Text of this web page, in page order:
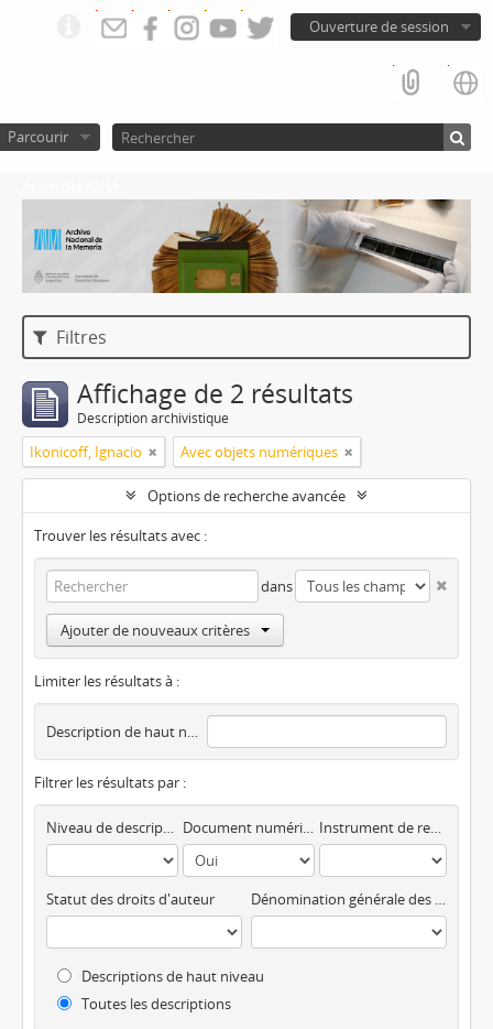
Ouverture de session
Parcourir
Filtres
Affichage de 2 résultats
Description archivistique
Ikonicoff, Ignacio Avec objets numériques
Options de recherche avancée
Trouver les résultats avec :
dans
Ajouter de nouveaux critères
Limiter les résultats à :
Description de haut niveau
Filtrer les résultats par :
Niveau de description Document numérique disponible Instrument de recherche
Statut des droits d'auteur Dénomination générale des documents
Descriptions de haut niveau
Toutes les descriptions